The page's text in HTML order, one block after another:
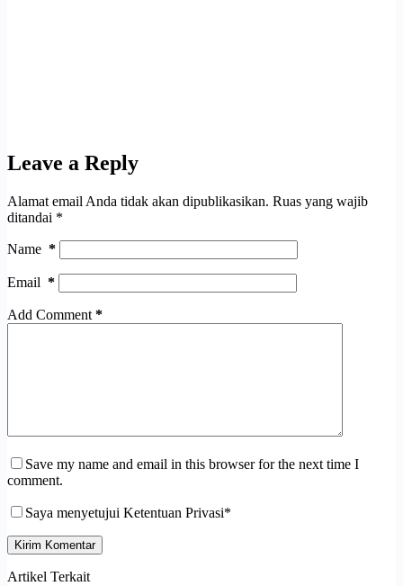
Leave a Reply
Alamat email Anda tidak akan dipublikasikan. Ruas yang wajib
ditandai *
Name *
Email *
Add Comment *
Save my name and email in this browser for the next time I
comment.
Saya menyetujui Ketentuan Privasi*
Kirim Komentar
Artikel Terkait